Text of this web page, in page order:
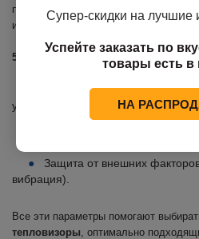
позволяет фиксировать быстро
искажения данных.
5. Дополнительные функции
Калибровка и настройка
условия эксперимента;
Защита от внешних
вибрация).
Все эти параметры помогают
тепловизоры, оптимально
Супер-скидки на лучшие
Успейте заказать по
товары есть в
НА